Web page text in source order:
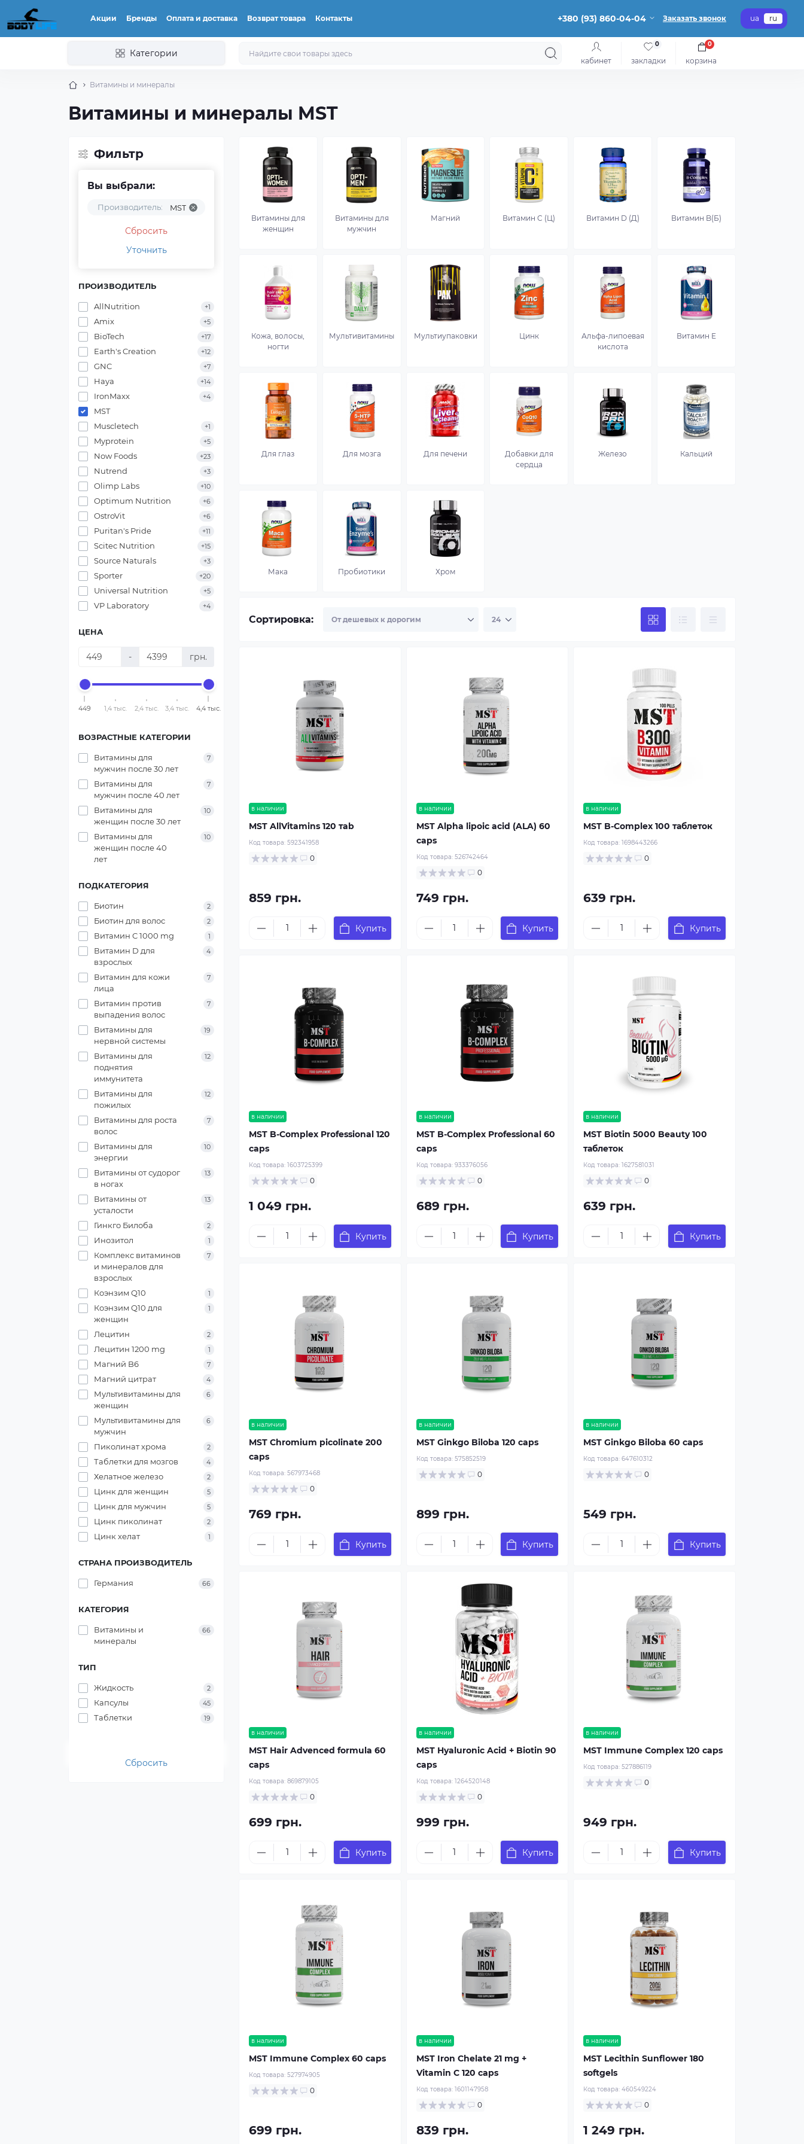
Акции Бренды Оплата и доставка Возврат товара Контакты +380 (93) 860-04-04 Заказать звонок ua ru
Категории
кабинет закладки
0
корзина
0
Витамины и минералы
Витамины и минералы MST
Фильтр
Вы выбрали:
Производитель: MST
Сбросить
Уточнить
ПРОИЗВОДИТЕЛЬ
AllNutrition +1
Amix +5
BioTech +17
Earth's Creation +12
GNC +7
Haya +14
IronMaxx +4
MST
Muscletech
+1
Myprotein +5
Now Foods +23
Nutrend +3
Olimp Labs +10
Optimum Nutrition +6
OstroVit +6
Puritan's Pride +11
Scitec Nutrition +15
Source Naturals +3
Sporter +20
Universal Nutrition +5
VP Laboratory +4
ЦЕНА
- грн.
449 1,4 тыс. 2,4 тыс. 3,4 тыс. 4,4 тыс.
ВОЗРАСТНЫЕ КАТЕГОРИИ
Витамины для
мужчин после 30 лет
7
Витамины для
мужчин после 40 лет
7
Витамины для
женщин после 30 лет
10
Витамины для
женщин после 40
лет
10
ПОДКАТЕГОРИЯ
Биотин 2
Биотин для волос 2
Витамин C 1000 mg 1
Витамин D для
взрослых
4
Витамин для кожи
лица
7
Витамин против
выпадения волос
7
Витамины для
нервной системы
19
Витамины для
поднятия
иммунитета
12
Витамины для
пожилых
12
Витамины для роста
волос
7
Витамины для
энергии
10
Витамины от судорог
в ногах
13
Витамины от
усталости
13
Гинкго Билоба 2
Инозитол 1
Комплекс витаминов
и минералов для
взрослых
7
Коэнзим Q10 1
Коэнзим Q10 для
женщин
1
Лецитин 2
Лецитин 1200 mg 1
Магний B6 7
Магний цитрат 4
Мультивитамины для
женщин
6
Мультивитамины для
мужчин
6
Пиколинат хрома 2
Таблетки для мозгов 4
Хелатное железо 2
Цинк для женщин 5
Цинк для мужчин 5
Цинк пиколинат 2
Цинк хелат 1
СТРАНА ПРОИЗВОДИТЕЛЬ
Германия 66
КАТЕГОРИЯ
Витамины и
минералы
66
ТИП
Жидкость 2
Капсулы 45
Таблетки 19
Сбросить
Витамины для
женщин
Витамины для
мужчин
Магний Витамин C (Ц) Витамин D (Д) Витамин B(Б)
Кожа, волосы,
ногти
Мультивитамины Мультиупаковки Цинк
Альфа-липоевая
кислота
Витамин Е
Для глаз Для мозга Для печени
Добавки для
сердца
Железо Кальций
Мака Пробиотики Хром
Сортировка:
в наличии
MST AllVitamins 120 тab
Код товара: 592341958
0
859 грн.
Купить
в наличии
MST Alpha lipoic acid (ALA) 60
caps
Код товара: 526742464
0
749 грн.
Купить
в наличии
MST B-Complex 100 таблеток
Код товара:1698443266
0
639 грн.
Купить
в наличии
MST B-Complex Professional 120
caps
Код товара: 1603725399
0
1 049 грн.
Купить
в наличии
MST B-Complex Professional 60
caps
Код товара: 933376056
0
689 грн.
Купить
в наличии
MST Biotin 5000 Beauty 100
таблеток
Код товара:1627581031
0
639 грн.
Купить
в наличии
MST Chromium picolinate 200
caps
Код товара: 567973468
0
769 грн.
Купить
в наличии
MST Ginkgo Biloba 120 caps
Код товара: 575852519
0
899 грн.
Купить
в наличии
MST Ginkgo Biloba 60 caps
Код товара:647610312
0
549 грн.
Купить
в наличии
MST Hair Advenced formula 60
caps
Код товара: 869879105
0
699 грн.
Купить
в наличии
MST Hyaluronic Acid + Biotin 90
caps
Код товара: 1264520148
0
999 грн.
Купить
в наличии
MST Immune Complex 120 caps
Код товара:527886119
0
949 грн.
Купить
в наличии
MST Immune Complex 60 caps
Код товара: 527974905
0
699 грн.
в наличии
MST Iron Chelate 21 mg +
Vitamin C 120 caps
Код товара: 1601147958
0
839 грн.
в наличии
MST Lecithin Sunflower 180
softgels
Код товара:460549224
0
1 249 грн.